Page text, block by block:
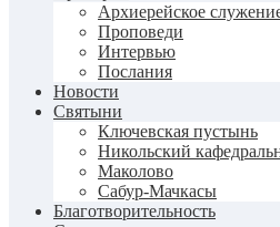
Архиерейское
Проповеди
Интервью
Послания
Новости
Святыни
Ключевская пустынь
Никольский
Маколово
Сабур-Мачкасы
Благотворительность